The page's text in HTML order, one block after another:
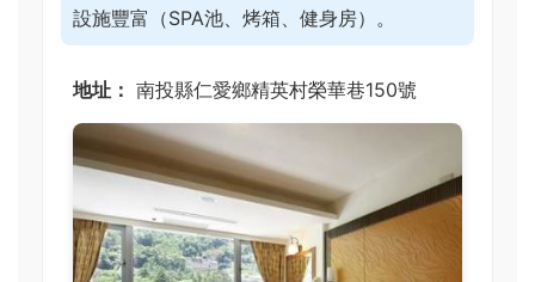
設施豐富（SPA池、烤箱、健身房）。
地址： 南投縣仁愛鄉精英村榮華巷150號